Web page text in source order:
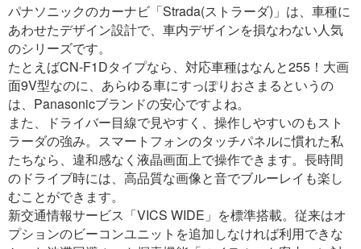
パナソニックのカーナビ「Strada(ストラーダ)」は、車種に
あわせたデザイン設計で、車内デザインを損なわない人気
のシリーズです。
たとえばCN-F1Dタイプなら、対応車種はなんと255！大画
面9V型なのに、あらゆる車にすっぽりおさまるというの
は、Panasonicブランドの安心ですよね。
また、ドライバー目線で見やすく、操作しやすいのもスト
ラーダの強み。スマートフォンのタッチパネルに慣れた私
たちなら、違和感なく液晶画面上で操作できます。長時間
のドライブ時には、高品質な画像と音でブルーレイも楽し
むことができます。
新交通情報サービス「VICS WIDE」を標準搭載。従来はオ
プションのビーコンユニットを追加しなければ利用できな